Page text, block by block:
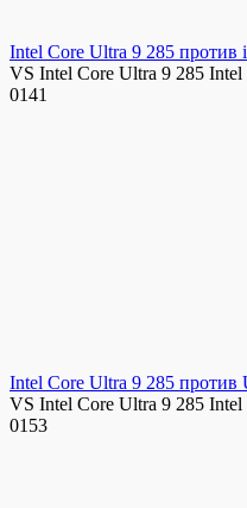
Intel Core Ultra 9 285 против
VS Intel Core Ultra 9 285
0141
Intel Core Ultra 9 285 против
VS Intel Core Ultra 9 285
0153